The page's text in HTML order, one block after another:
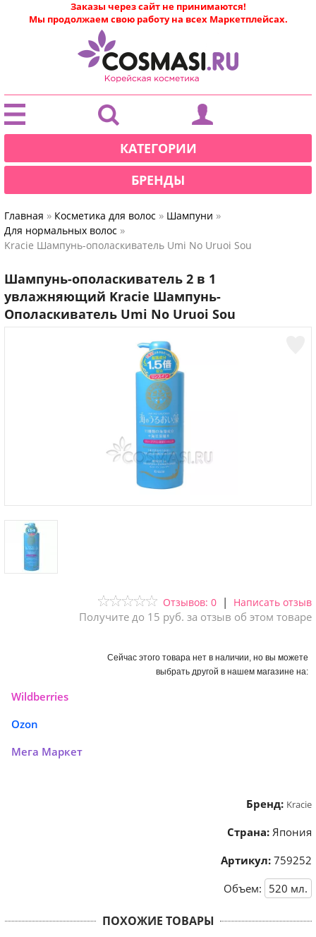
|
Заказы через сайт не принимаются!
Мы продолжаем свою работу на всех Маркетплейсах.
КАТЕГОРИИ
БРЕНДЫ
Главная » Косметика для волос » Шампуни »
Для нормальных волос »
Kracie Шампунь-ополаскиватель Umi No Uruoi Sou
Шампунь-ополаскиватель 2 в 1
увлажняющий Kracie Шампунь-
Ополаскиватель Umi No Uruoi Sou
Отзывов: 0 | Написать отзыв
Получите до 15 руб. за отзыв об этом товаре
Сейчас этого товара нет в наличии, но вы можете
выбрать другой в нашем магазине на:
Wildberries
Ozon
Мега Маркет
Бренд: Kracie
Страна: Япония
Артикул: 759252
Объем: 520 мл.
ПОХОЖИЕ ТОВАРЫ